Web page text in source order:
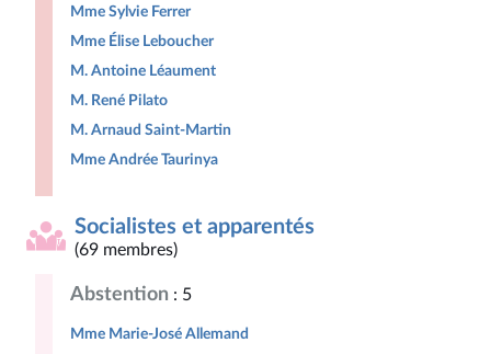
Mme Sylvie Ferrer
Mme Élise Leboucher
M. Antoine Léaument
M. René Pilato
M. Arnaud Saint-Martin
Mme Andrée Taurinya
Socialistes et apparentés
(69 membres)
Abstention : 5
Mme Marie-José Allemand